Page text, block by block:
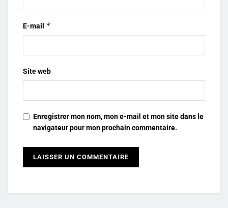
E-mail *
Site web
Enregistrer mon nom, mon e-mail et mon site dans le
navigateur pour mon prochain commentaire.